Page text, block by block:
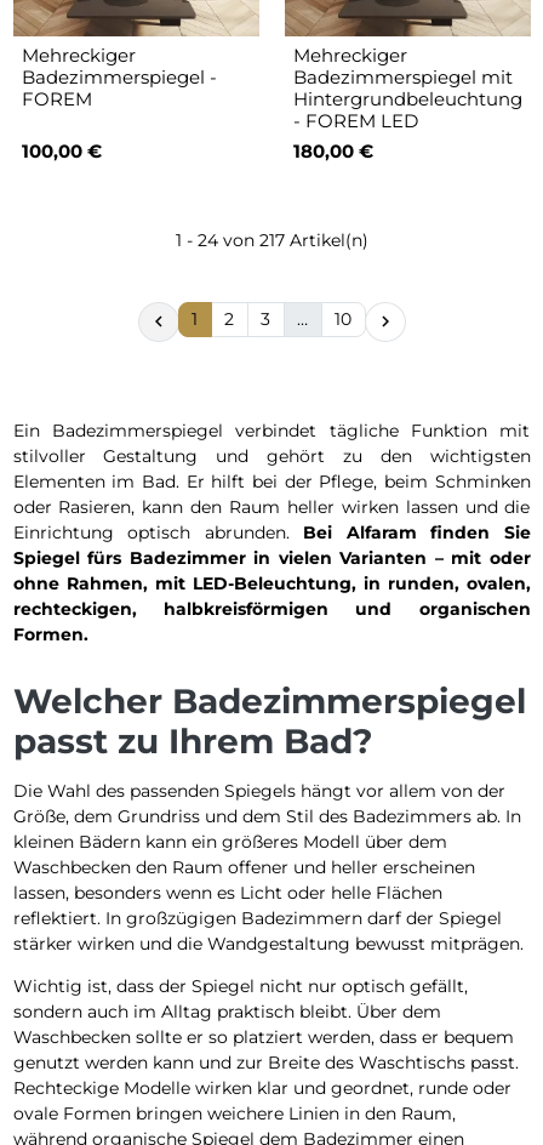
Mehreckiger
Badezimmerspiegel -
FOREM
100,00 €
Mehreckiger
Badezimmerspiegel mit
Hintergrundbeleuchtung
- FOREM LED
180,00 €
1 - 24 von 217 Artikel(n)
 1 2 3 … 10 
Ein Badezimmerspiegel verbindet tägliche Funktion mit
stilvoller Gestaltung und gehört zu den wichtigsten
Elementen im Bad. Er hilft bei der Pflege, beim Schminken
oder Rasieren, kann den Raum heller wirken lassen und die
Einrichtung optisch abrunden. Bei Alfaram finden Sie
Spiegel fürs Badezimmer in vielen Varianten – mit oder
ohne Rahmen, mit LED-Beleuchtung, in runden, ovalen,
rechteckigen, halbkreisförmigen und organischen
Formen.
Welcher Badezimmerspiegel
passt zu Ihrem Bad?
Die Wahl des passenden Spiegels hängt vor allem von der
Größe, dem Grundriss und dem Stil des Badezimmers ab. In
kleinen Bädern kann ein größeres Modell über dem
Waschbecken den Raum offener und heller erscheinen
lassen, besonders wenn es Licht oder helle Flächen
reflektiert. In großzügigen Badezimmern darf der Spiegel
stärker wirken und die Wandgestaltung bewusst mitprägen.
Wichtig ist, dass der Spiegel nicht nur optisch gefällt,
sondern auch im Alltag praktisch bleibt. Über dem
Waschbecken sollte er so platziert werden, dass er bequem
genutzt werden kann und zur Breite des Waschtischs passt.
Rechteckige Modelle wirken klar und geordnet, runde oder
ovale Formen bringen weichere Linien in den Raum,
während organische Spiegel dem Badezimmer einen